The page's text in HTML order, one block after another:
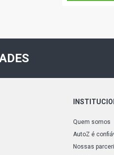
Quem somos
AutoZ é
Nossas